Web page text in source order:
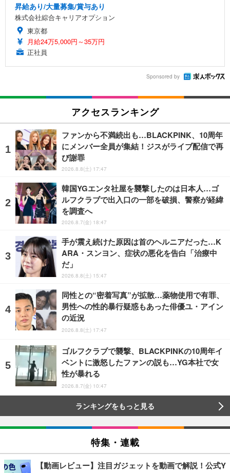
昇給あり/大量募集/賞与あり
株式会社綜合キャリアオプション
東京都
月給24万5,000円～35万円
正社員
Sponsored by
アクセスランキング
ファンから不満続出も…BLACKPINK、10周年
にメンバー全員が集結！ジスがライブ配信で再
び謝罪
2026.8.8(土) 17:47
韓国YGエンタ社屋を襲撃したのは日本人…ゴ
ルフクラブで出入口の一部を破損、警察が経緯
を調査へ
2026.8.7(金) 18:47
手が震え続けた原因は首のヘルニアだった…K
ARA・スンヨン、症状の悪化を告白「治療中
だ」
2026.8.8(土) 15:47
同性との“密着写真”が拡散…薬物使用で有罪、
男性への性的暴行疑惑もあった俳優ユ・アイン
の近況
2026.8.8(土) 17:47
ゴルフクラブで襲撃、BLACKPINKの10周年イ
ベントに激怒したファンの説も…YG本社で女
性が暴れる
2026.8.7(金) 10:47
ランキングをもっと見る
特集・連載
【動画レビュー】注目ガジェットを動画で解説！公式Y